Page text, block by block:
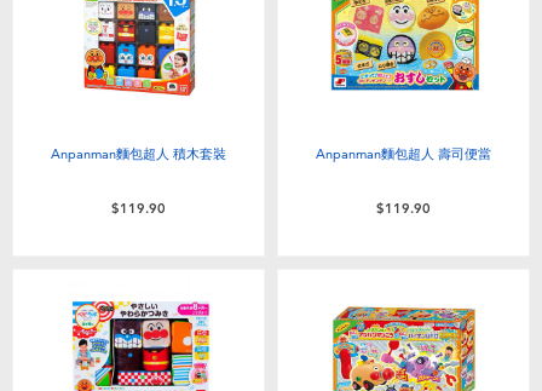
Anpanman麵包超人 積木套裝
$119.90
Anpanman麵包超人 壽司便當
$119.90